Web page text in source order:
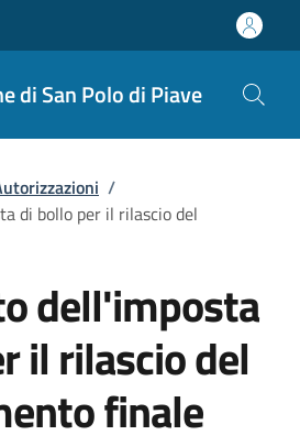
di San Polo di Piave
/
di bollo per il rilascio del
dell'imposta
il rilascio del
finale